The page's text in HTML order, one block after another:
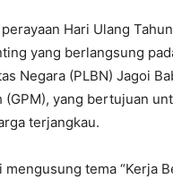
Hari Ulang
yang berlangsung
Negara (PLBN) Jagoi
yang bertujuan
terjangkau.
tema “Kerja